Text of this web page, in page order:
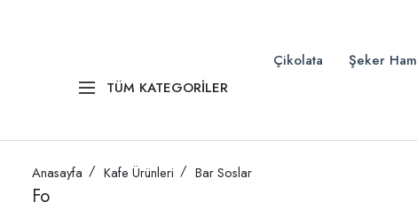
TÜM KATEGORİLER
Çikolata Şeker
Anasayfa Kafe Ürünleri Bar Soslar
Fo